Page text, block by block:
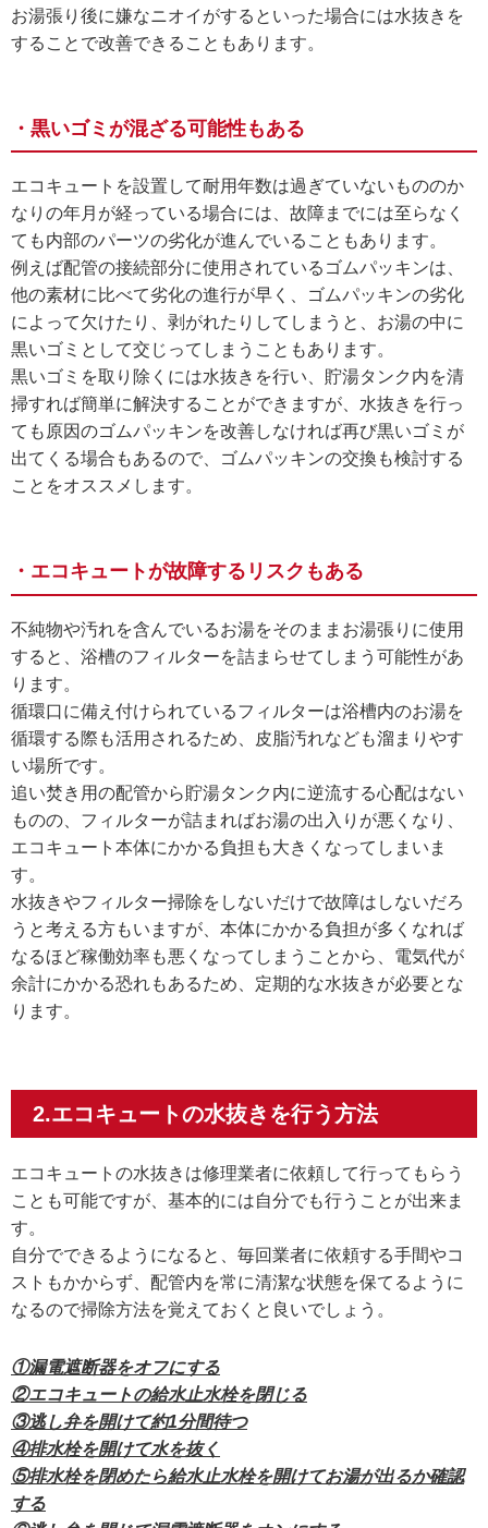
お湯張り後に嫌なニオイがするといった場合には水抜きを
することで改善できることもあります。
・黒いゴミが混ざる可能性もある
エコキュートを設置して耐用年数は過ぎていないもののか
なりの年月が経っている場合には、故障までには至らなく
ても内部のパーツの劣化が進んでいることもあります。
例えば配管の接続部分に使用されているゴムパッキンは、
他の素材に比べて劣化の進行が早く、ゴムパッキンの劣化
によって欠けたり、剥がれたりしてしまうと、お湯の中に
黒いゴミとして交じってしまうこともあります。
黒いゴミを取り除くには水抜きを行い、貯湯タンク内を清
掃すれば簡単に解決することができますが、水抜きを行っ
ても原因のゴムパッキンを改善しなければ再び黒いゴミが
出てくる場合もあるので、ゴムパッキンの交換も検討する
ことをオススメします。
・エコキュートが故障するリスクもある
不純物や汚れを含んでいるお湯をそのままお湯張りに使用
すると、浴槽のフィルターを詰まらせてしまう可能性があ
ります。
循環口に備え付けられているフィルターは浴槽内のお湯を
循環する際も活用されるため、皮脂汚れなども溜まりやす
い場所です。
追い焚き用の配管から貯湯タンク内に逆流する心配はない
ものの、フィルターが詰まればお湯の出入りが悪くなり、
エコキュート本体にかかる負担も大きくなってしまいま
す。
水抜きやフィルター掃除をしないだけで故障はしないだろ
うと考える方もいますが、本体にかかる負担が多くなれば
なるほど稼働効率も悪くなってしまうことから、電気代が
余計にかかる恐れもあるため、定期的な水抜きが必要とな
ります。
2.エコキュートの水抜きを行う方法
エコキュートの水抜きは修理業者に依頼して行ってもらう
ことも可能ですが、基本的には自分でも行うことが出来ま
す。
自分でできるようになると、毎回業者に依頼する手間やコ
ストもかからず、配管内を常に清潔な状態を保てるように
なるので掃除方法を覚えておくと良いでしょう。
①漏電遮断器をオフにする
②エコキュートの給水止水栓を閉じる
③逃し弁を開けて約1分間待つ
④排水栓を開けて水を抜く
⑤排水栓を閉めたら給水止水栓を開けてお湯が出るか確認
する